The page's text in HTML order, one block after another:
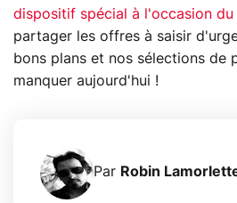
dispositif spécial à l'occasion du
partager les offres à saisir
bons plans et nos sélections de
manquer aujourd'hui !
Par Robin